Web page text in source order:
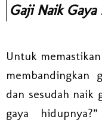
Gaji Naik
Untuk
membandingkan
dan sesudah naik
gaya